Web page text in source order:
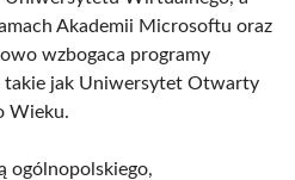
Akademii Microsoftu oraz
wzbogaca programy
takie jak Uniwersytet Otwarty
Wieku.
ogólnopolskiego,